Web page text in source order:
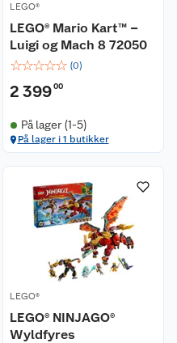
LEGO®
LEGO® Mario Kart™ –
Luigi og Mach 8 72050
☆☆☆☆☆ (0)
2 39900
På lager (1-5)
På lager i 1 butikker
LEGO®
LEGO® NINJAGO®
Wyldfyres